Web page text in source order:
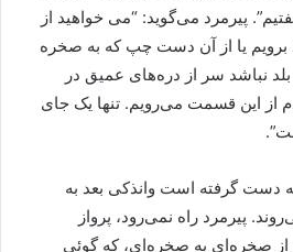
پیرمرد می‌گوید: “می خواهید از
برویم یا از آن دست چپ که به صخره
نباشد سر از دره‌ها‌ی عمیق در
از این قسمت می‌رویم. تنها یک جای
دست گرفته است وانذکی بعد به
پیرمرد راه نمی‌رود، پرواز
صخره‌ای به صخره‌ای، که گوئی